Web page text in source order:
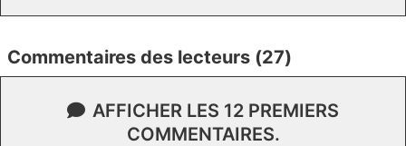
Commentaires des lecteurs (27)
AFFICHER LES 12 PREMIERS
COMMENTAIRES.